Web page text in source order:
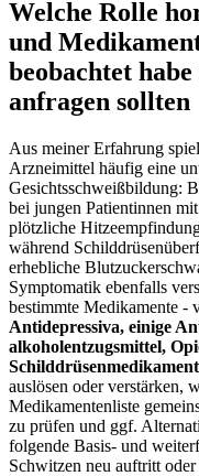
Welche ‌Rolle
und
beobachtet
anfragen sollten
Aus meiner Erfahrung⁤
Arzneimittel häufig eine
Gesichtsschweißbildung:​
bei jungen Patientinnen⁣
plötzliche
während
erhebliche
Symptomatik ⁤ebenfalls
bestimmte Medikamente -​
Antidepressiva,⁣ einige
alkoholentzugsmittel,
auslösen oder verstärken,
Medikamentenliste
zu prüfen​ und​ ggf.
folgende ‌Basis‑ und
Schwitzen neu auftritt oder